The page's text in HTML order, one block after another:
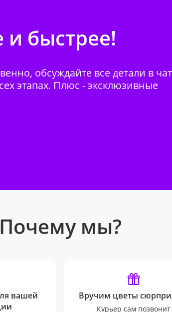
быстрее!
обсуждайте все детали в
этапах. Плюс - эксклюзивные
Почему мы?
вашей
Вручим цветы
Курьер сам позвонит